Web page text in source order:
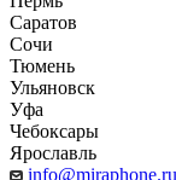
Саратов
Сочи
Тюмень
Ульяновск
Уфа
Чебоксары
Ярославль
info@miraphone.ru